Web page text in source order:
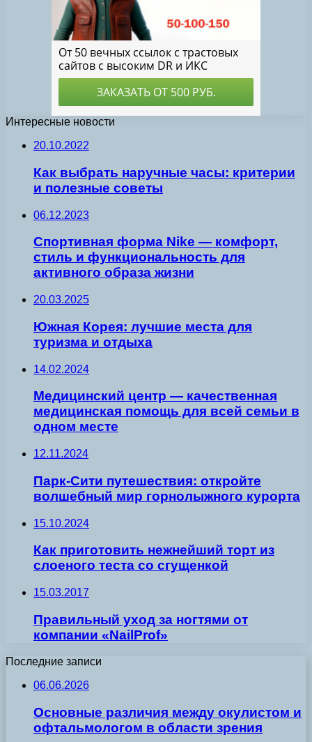
Интересные новости
20.10.2022
Как выбрать наручные часы: критерии
и полезные советы
06.12.2023
Спортивная форма Nike — комфорт,
стиль и функциональность для
активного образа жизни
20.03.2025
Южная Корея: лучшие места для
туризма и отдыха
14.02.2024
Медицинский центр — качественная
медицинская помощь для всей семьи в
одном месте
12.11.2024
Парк-Сити путешествия: откройте
волшебный мир горнолыжного курорта
15.10.2024
Как приготовить нежнейший торт из
слоеного теста со сгущенкой
15.03.2017
Правильный уход за ногтями от
компании «NailProf»
Последние записи
06.06.2026
Основные различия между окулистом и
офтальмологом в области зрения